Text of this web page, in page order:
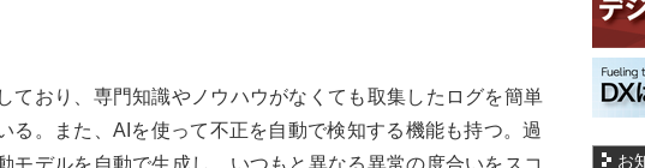
おり、専門知識やノウハウがなくても取集したログを簡単
る。また、AIを使って不正を自動で検知する機能も持つ。過
お